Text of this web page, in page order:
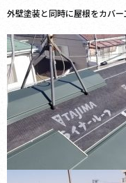
外壁塗装と同時に屋根をカバー